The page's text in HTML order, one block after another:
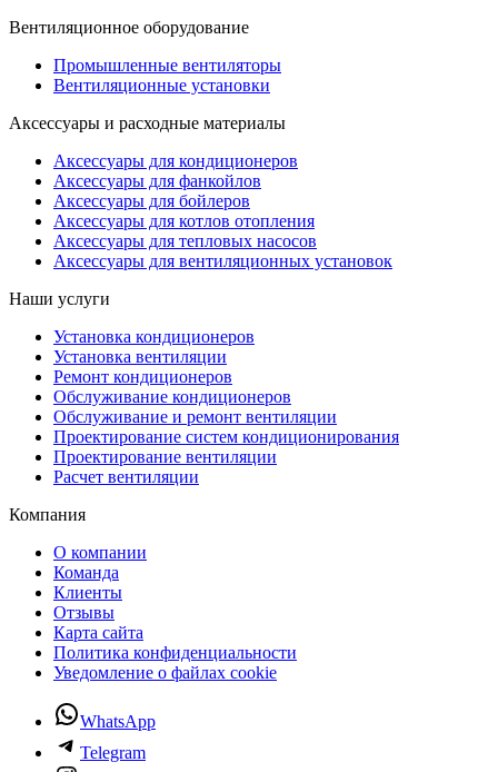
Вентиляционное оборудование
Промышленные вентиляторы
Вентиляционные установки
Аксессуары и расходные материалы
Аксессуары для кондиционеров
Аксессуары для фанкойлов
Аксессуары для бойлеров
Аксессуары для котлов отопления
Аксессуары для тепловых насосов
Аксессуары для вентиляционных установок
Наши услуги
Установка кондиционеров
Установка вентиляции
Ремонт кондиционеров
Обслуживание кондиционеров
Обслуживание и ремонт вентиляции
Проектирование систем кондиционирования
Проектирование вентиляции
Расчет вентиляции
Компания
О компании
Команда
Клиенты
Отзывы
Карта сайта
Политика конфиденциальности
Уведомление о файлах cookie
WhatsApp
Telegram